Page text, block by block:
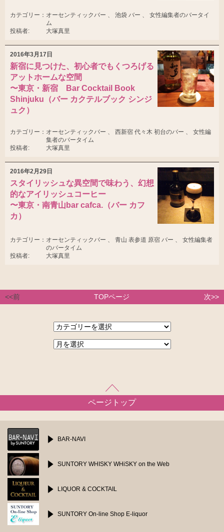
カテゴリー： オーセンティックバー 、 池袋 バー 、 女性編集者のバータイ
ム
投稿者:
大塚真里
2016年3月17日
新宿に見つけた、初心者でもくつろげる
アットホームな空間
〜東京・新宿 Bar Cocktail Book
Shinjuku（バー カクテルブック シンジ
ュク）
カテゴリー： オーセンティックバー 、 西新宿 代々木 初台のバー 、 女性編
集者のバータイム
投稿者:
大塚真里
2016年2月29日
スタイリッシュな異空間で味わう、幻想
的なアイリッシュコーヒー
〜東京・南青山bar cafca.（バー カフ
カ）
カテゴリー： オーセンティックバー 、 青山 表参道 原宿 バー 、 女性編集者
のバータイム
投稿者:
大塚真里
<<前 TOPページ 次>>
ページトップ
BAR-NAVI
SUNTORY WHISKY WHiSKY on the Web
LIQUOR & COCKTAIL
SUNTORY On-line Shop E-liquor